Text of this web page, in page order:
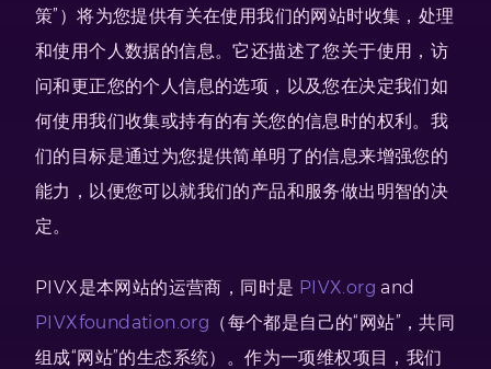
策”）将为您提供有关在使用我们的网站时收集，处理
和使用个人数据的信息。它还描述了您关于使用，访
问和更正您的个人信息的选项，以及您在决定我们如
何使用我们收集或持有的有关您的信息时的权利。我
们的目标是通过为您提供简单明了的信息来增强您的
能力，以便您可以就我们的产品和服务做出明智的决
定。
PIVX是本网站的运营商，同时是 PIVX.org and
PIVXfoundation.org （每个都是自己的“网站”，共同
组成“网站”的生态系统）。作为一项维权项目，我们